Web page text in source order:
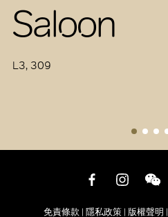
Saloon
L3, 309
免責條款 | 隱私政策 | 版權聲明 |